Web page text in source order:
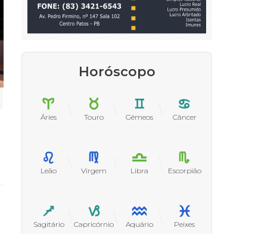
Horóscopo
Áries Touro Gêmeos Câncer
Leão Virgem Libra Escorpião
Sagitário Capricórnio Aquário Peixes